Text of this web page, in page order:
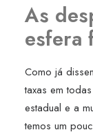
As
esfera
Como já
taxas em
estadual e a
temos um